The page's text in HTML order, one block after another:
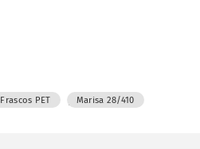
Frascos PET , Marisa 28/410